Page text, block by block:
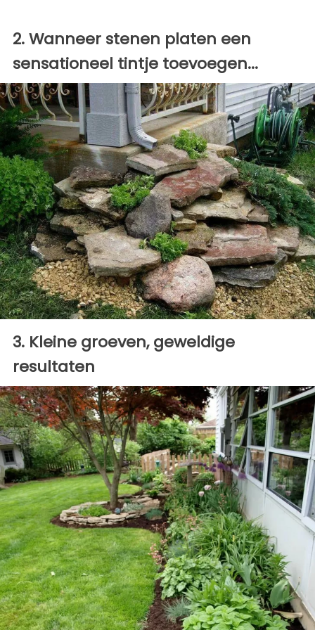
2. Wanneer stenen platen een
sensationeel tintje toevoegen...
3. Kleine groeven, geweldige
resultaten